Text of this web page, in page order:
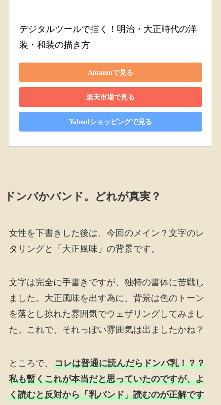
デジタルツールで描く！明治・大正時代の洋
装・和装の描き方
Amazonで見る
楽天市場で見る
Yahoo!ショッピングで見る
ドンバかバンド。どれが真実？
女性を下書きした後は、今回のメイン？文字のレ
タリングと「大正風味」の背景です。
文字は完全に手書きですが、独特の書体に苦戦し
ました。大正風味を出す為に、背景は色のトーン
を落とし掠れた雰囲気でウェザリングしてみまし
た。これで、それっぽい雰囲気は出ましたかね？
ところで、 コレは普通に読んだらドンバ乳！？？
私も暫くこれが本当だと思っていたのですが、よ
く読むと反対から「乳バンド」読むのが正解です